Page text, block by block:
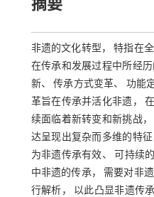
摘要
非遗的文化转型， 特指在
在传承和发展过程中所经
新、 传承方式变革、 功能
革旨在传承并活化非遗，
续面临着新转变和新挑战
达呈现出复杂而多维的特
为非遗传承有效、 可持续
中非遗的传承， 需要对非
行解析， 以此凸显非遗传